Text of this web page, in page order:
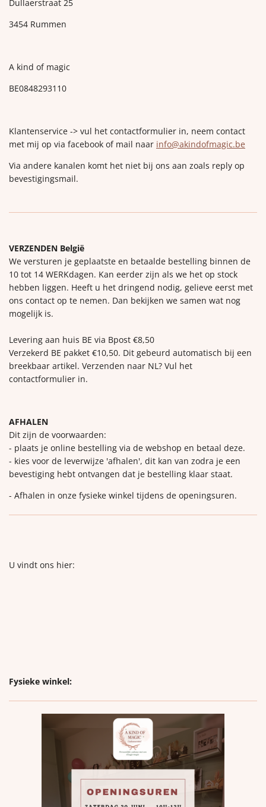
Dullaerstraat 25
3454 Rummen
A kind of magic
BE0848293110
Klantenservice -> vul het contactformulier in, neem contact
met mij op via facebook of mail naar info@akindofmagic.be
Via andere kanalen komt het niet bij ons aan zoals reply op
bevestigingsmail.
VERZENDEN België
We versturen je geplaatste en betaalde bestelling binnen de
10 tot 14 WERKdagen. Kan eerder zijn als we het op stock
hebben liggen. Heeft u het dringend nodig, gelieve eerst met
ons contact op te nemen. Dan bekijken we samen wat nog
mogelijk is.
Levering aan huis BE via Bpost €8,50
Verzekerd BE pakket €10,50. Dit gebeurd automatisch bij een
breekbaar artikel. Verzenden naar NL? Vul het
contactformulier in.
AFHALEN
Dit zijn de voorwaarden:
- plaats je online bestelling via de webshop en betaal deze.
- kies voor de leverwijze 'afhalen', dit kan van zodra je een
bevestiging hebt ontvangen dat je bestelling klaar staat.
- Afhalen in onze fysieke winkel tijdens de openingsuren.
U vindt ons hier:
Fysieke winkel: